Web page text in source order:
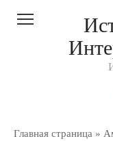
Главная страница »